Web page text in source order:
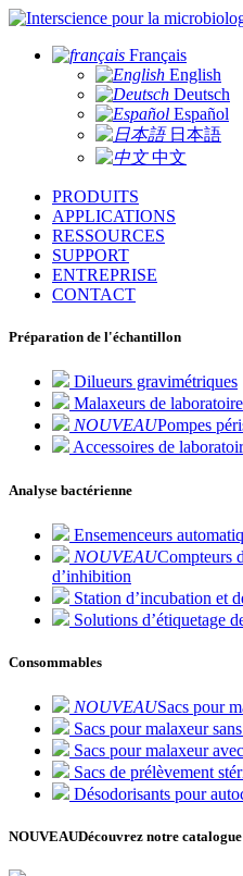
pour la
Français
English
Deutsch
Español
日本語
中文
PRODUITS
APPLICATIONS
RESSOURCES
SUPPORT
ENTREPRISE
CONTACT
Préparation de l'échantillon
Dilueurs gravimétriques
Malaxeurs de laboratoire
NOUVEAUPompes
Accessoires de
Analyse bactérienne
Ensemenceurs
NOUVEAUCompteurs
d’inhibition
Station d’incubation et
Solutions d’étiquetage
Consommables
NOUVEAUSacs pour
Sacs pour malaxeur
Sacs pour malaxeur
Sacs de prélèvement
Désodorisants pour
NOUVEAUDécouvrez notre catalogue